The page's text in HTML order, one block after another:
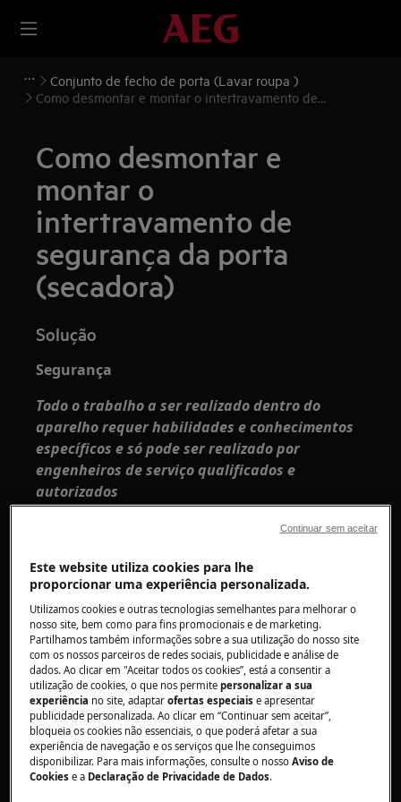
Conjunto de fecho de porta (Lavar roupa )
Como desmontar e montar o intertravamento de
Como desmontar e
montar o
intertravamento de
segurança da porta
(secadora)
Solução
Segurança
Todo o trabalho a ser realizado dentro do
aparelho requer habilidades e conhecimentos
específicos e só pode ser realizado por
engenheiros de serviço qualificados e
autorizados
Esta plataforma não está equipada com
Antes de acessar os componentes internos,
retire o plugue da tomada para desconectar a
fonte de alimentação.
Alguns dos componentes da parte mecânica
podem causar ferimentos, por isso use
proteção adequada e proceda com cuidado.
Esvazie sempre toda a água do aparelho antes
de o deitar de lado.
Este website utiliza cookies para lhe
proporcionar uma experiência personalizada.
Utilizamos cookies e outras tecnologias semelhantes para melhorar o
nosso site, bem como para fins promocionais e de marketing.
Partilhamos também informações sobre a sua utilização do nosso site
com os nossos parceiros de redes sociais, publicidade e análise de
dados. Ao clicar em "Aceitar todos os cookies”, está a consentir a
utilização de cookies, o que nos permitepersonalizar a sua
experiência no site, adaptarofertas especiaise apresentar
publicidade personalizada. Ao clicar em “Continuar sem aceitar”,
bloqueia os cookies não essenciais, o que poderá afetar a sua
experiência de navegação e os serviços que lhe conseguimos
disponibilizar. Para mais informações, consulte o nossoAviso de
Cookies e a Declaração de Privacidade de Dados.
Continuar sem aceitar